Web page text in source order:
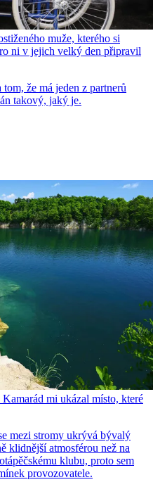
muže, kterého si
ni v jejich velký den připravil
že má jeden z partnerů
takový, jaký je.
mi ukázal místo, které
mezi stromy ukrývá bývalý
klidnější atmosférou než na
klubu, proto sem
provozovatele.